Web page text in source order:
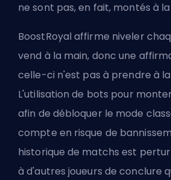
ne sont pas, en fait, montés à
BoostRoyal affirme niveler
vend à la main, donc une
celle-ci n'est pas à prendre à
L'utilisation de bots pour
afin de débloquer le mode
compte en risque de
historique de matchs est
à d'autres joueurs de conclure